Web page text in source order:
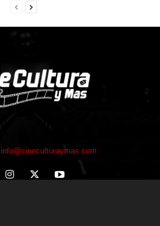
info@cineculturaymas.com